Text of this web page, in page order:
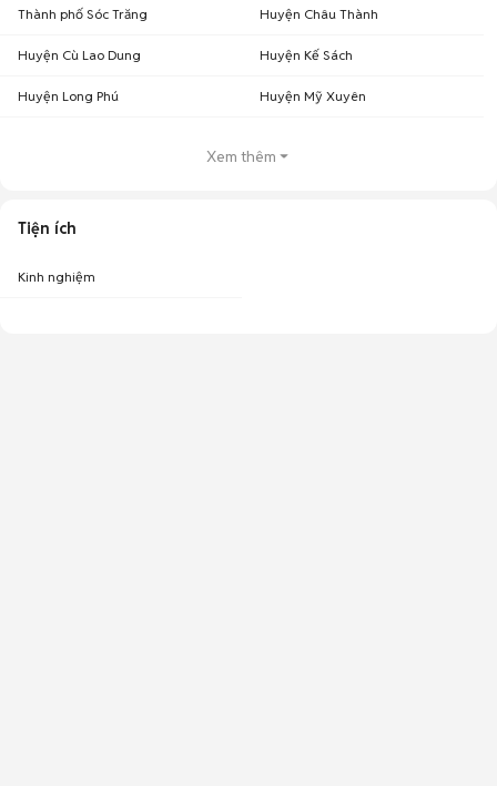
Thành phố Sóc Trăng Huyện Châu Thành
Huyện Cù Lao Dung Huyện Kế Sách
Huyện Long Phú Huyện Mỹ Xuyên
Xem thêm
Tiện ích
Kinh nghiệm